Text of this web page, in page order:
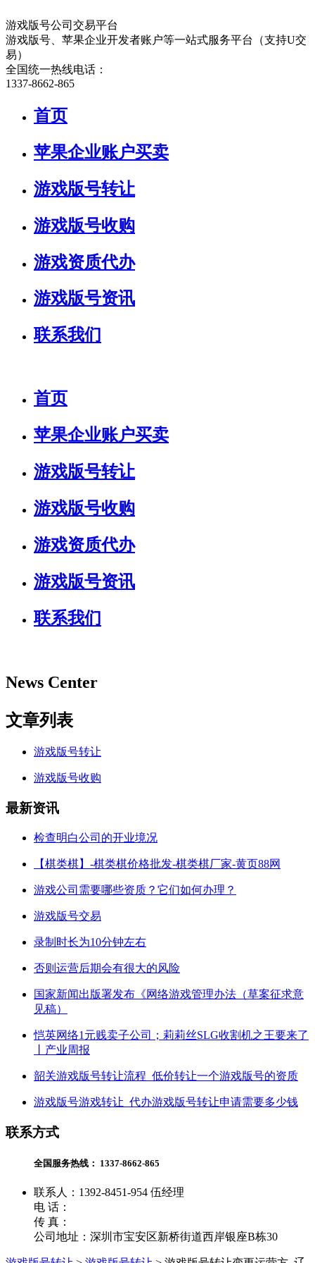
游戏版号公司交易平台
游戏版号、苹果企业开发者账户等一站式服务平台（支持U交
易）
全国统一热线电话：
1337-8662-865
首页
苹果企业账户买卖
游戏版号转让
游戏版号收购
游戏资质代办
游戏版号资讯
联系我们
首页
苹果企业账户买卖
游戏版号转让
游戏版号收购
游戏资质代办
游戏版号资讯
联系我们
News Center
文章列表
游戏版号转让
游戏版号收购
最新资讯
检查明白公司的开业境况
【棋类棋】-棋类棋价格批发-棋类棋厂家-黄页88网
游戏公司需要哪些资质？它们如何办理？
游戏版号交易
录制时长为10分钟左右
否则运营后期会有很大的风险
国家新闻出版署发布《网络游戏管理办法（草案征求意
见稿）
恺英网络1元贱卖子公司；莉莉丝SLG收割机之王要来了
丨产业周报
韶关游戏版号转让流程_低价转让一个游戏版号的资质
游戏版号游戏转让_代办游戏版号转让申请需要多少钱
联系方式
全国服务热线： 1337-8662-865
联系人：1392-8451-954 伍经理
电 话：
传 真：
公司地址：深圳市宝安区新桥街道西岸银座B栋30